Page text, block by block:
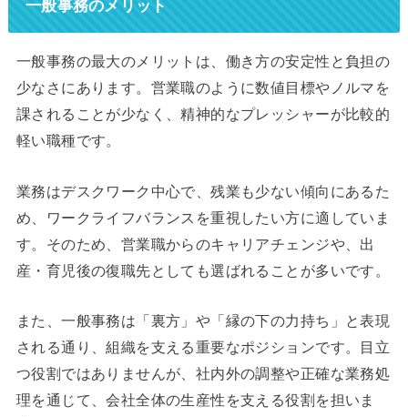
一般事務のメリット
一般事務の最大のメリットは、働き方の安定性と負担の
少なさにあります。営業職のように数値目標やノルマを
課されることが少なく、精神的なプレッシャーが比較的
軽い職種です。
業務はデスクワーク中心で、残業も少ない傾向にあるた
め、ワークライフバランスを重視したい方に適していま
す。そのため、営業職からのキャリアチェンジや、出
産・育児後の復職先としても選ばれることが多いです。
また、一般事務は「裏方」や「縁の下の力持ち」と表現
される通り、組織を支える重要なポジションです。目立
つ役割ではありませんが、社内外の調整や正確な業務処
理を通じて、会社全体の生産性を支える役割を担いま